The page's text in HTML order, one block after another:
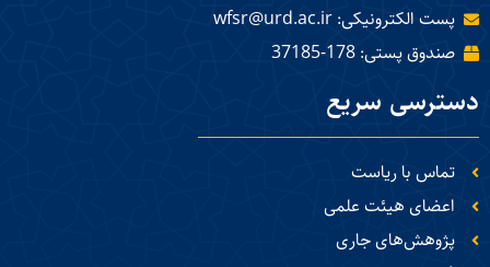
پست الکترونیکی: wfsr@urd.ac.ir
صندوق پستی: 178-37185
دسترسی سریع
تماس با ریاست
اعضای هیئت علمی
پژوهش‌های جاری